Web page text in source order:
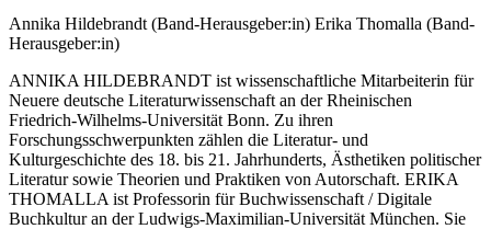
Annika Hildebrandt (Band-Herausgeber:in) Erika Thomalla (Band-
Herausgeber:in)
ANNIKA HILDEBRANDT ist wissenschaftliche Mitarbeiterin für
Neuere deutsche Literaturwissenschaft an der Rheinischen
Friedrich-Wilhelms-Universität Bonn. Zu ihren
Forschungsschwerpunkten zählen die Literatur- und
Kulturgeschichte des 18. bis 21. Jahrhunderts, Ästhetiken politischer
Literatur sowie Theorien und Praktiken von Autorschaft. ERIKA
THOMALLA ist Professorin für Buchwissenschaft / Digitale
Buchkultur an der Ludwigs-Maximilian-Universität München. Sie